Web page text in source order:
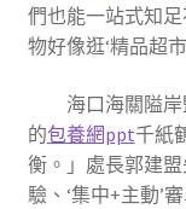
們也能一站式知
物好像逛‘精品超
海口海關隘
的包養網ppt千紙
衡。」處長郭建
驗、‘集中+主動’